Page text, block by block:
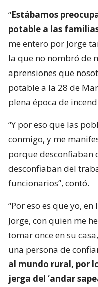
“Estábamos
potable a las
me entero por Jorge
la que no nombró de
aprensiones que
potable a la 28 de
plena época de
“Y por eso que las
conmigo, y me
porque
desconfiaban del
funcionarios”, contó.
“Por eso es que yo,
Jorge, con quien me
tomar once en su
una persona de
al mundo rural, por
jerga del ‘andar